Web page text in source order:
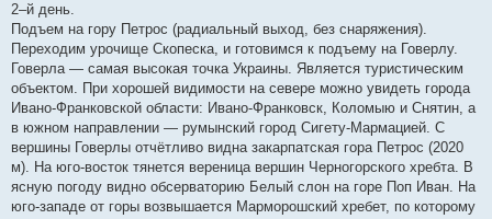
2–й день.
Подъем на гору Петрос (радиальный выход, без снаряжения).
Переходим урочище Скопеска, и готовимся к подъему на Говерлу.
Говерла — самая высокая точка Украины. Является туристическим
объектом. При хорошей видимости на севере можно увидеть города
Ивано-Франковской области: Ивано-Франковск, Коломыю и Снятин, а
в южном направлении — румынский город Сигету-Мармацией. С
вершины Говерлы отчётливо видна закарпатская гора Петрос (2020
м). На юго-восток тянется вереница вершин Черногорского хребта. В
ясную погоду видно обсерваторию Белый слон на горе Поп Иван. На
юго-западе от горы возвышается Марморошский хребет, по которому